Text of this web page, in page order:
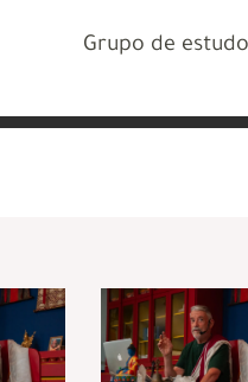
Grupo de